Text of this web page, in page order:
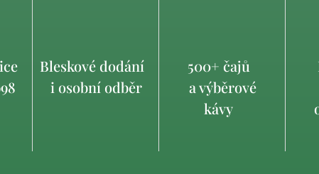
Bleskové dodání
i osobní odběr
500+ čajů
a výběrové
kávy